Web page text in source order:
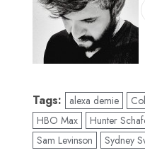
Tags: alexa demie
HBO Max
Hunter
Sam Levinson
Sydney